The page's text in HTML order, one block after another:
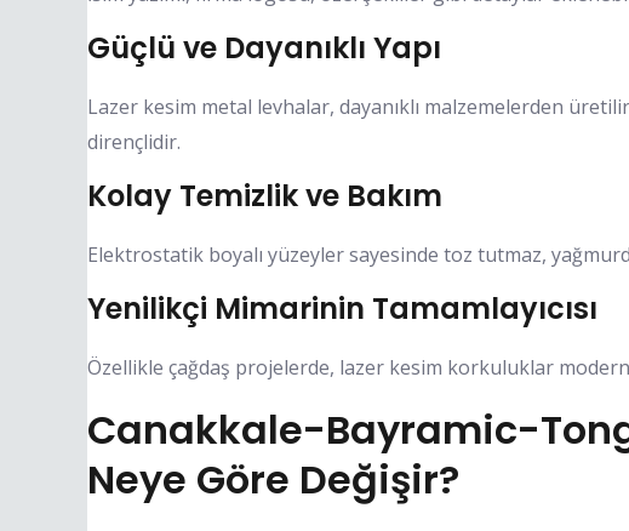
Güçlü ve Dayanıklı Yapı
Lazer kesim metal levhalar, dayanıklı malzemelerden
dirençlidir.
Kolay Temizlik ve Bakım
Elektrostatik boyalı yüzeyler sayesinde toz tutmaz,
Yenilikçi Mimarinin Tamamlayıcısı
Özellikle çağdaş projelerde, lazer kesim korkuluklar modern
Canakkale-Bayramic-
Neye Göre Değişir?